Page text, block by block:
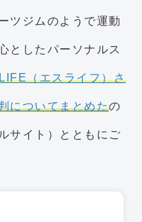
ツジムのようで運動
としたパーソナルス
（エスライフ）さ
についてまとめたの
サイト）とともにご